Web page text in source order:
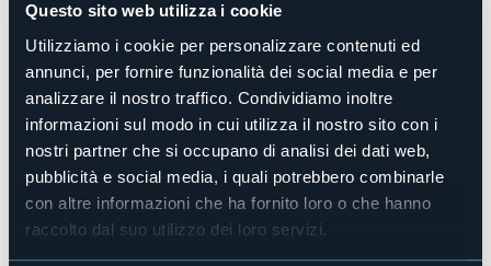
Questo sito web utilizza i cookie
Utilizziamo i cookie per personalizzare contenuti ed
annunci, per fornire funzionalità dei social media e per
analizzare il nostro traffico. Condividiamo inoltre
informazioni sul modo in cui utilizza il nostro sito con i
nostri partner che si occupano di analisi dei dati web,
pubblicità e social media, i quali potrebbero combinarle
con altre informazioni che ha fornito loro o che hanno
raccolto dal suo utilizzo dei loro servizi.
Animali ammessi
Sì
Camere
Posti letto
E-mail
ristcampagna@gmail.com
Sito web
https://www.ristorantepizzeriacampagnaverampio.com/